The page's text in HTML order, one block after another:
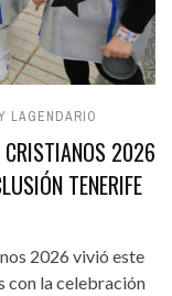
LAGENDARIO
CRISTIANOS 2026
TENERIFE
2026 vivió este
con la celebración